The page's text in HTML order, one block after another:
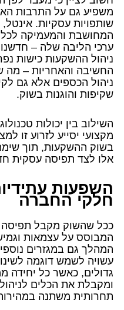
משפיע גם על התרבות
שותפויות עסקיות.
המחושבת והמעמיקה
ערכי הליבה שלה –
ניהול ההשקעות כישות
החשיבה והאחריות – מה
ניהול הכספים אלא גם
שקיפות והוגנות בשוק.
השילוב בין יכולות
מקצועי יסייע לזרוע זו
בשוק ההשקעות, תוך
אלו לצד תפיסה עסקית
השפעות
חלקי החברה
ככל שהשוק מקבל תפיסה
המבוסס על עצמאות
המהלך גם במגזרים
עשויה לשמש דוגמה
גדולים, כאשר כל יחידה
ומקבלת את הכלים
תחרותית משתנה